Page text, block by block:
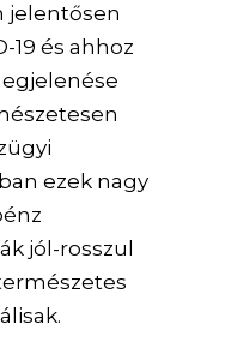
jelentősen
19 és ahhoz
ezek nagy
jól-rosszul